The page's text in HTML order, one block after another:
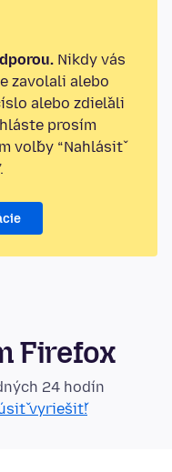
Nikdy vás
zavolali alebo
alebo zdieľali
prosím
voľby “Nahlásiť
Firefox
24 hodín
vyriešiť!